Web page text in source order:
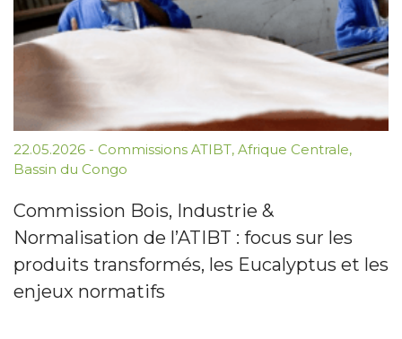
22.05.2026 - Commissions ATIBT, Afrique Centrale,
Bassin du Congo
Commission Bois, Industrie &
Normalisation de l’ATIBT : focus sur les
produits transformés, les Eucalyptus et les
enjeux normatifs